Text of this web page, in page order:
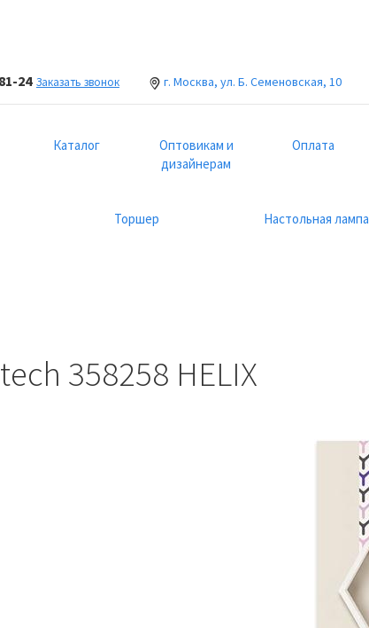
24 Заказать звонок г. Москва, ул. Б. Семеновская, 10
Каталог
Оптовикам и
дизайнерам
Оплата
Торшер Настольная лампа
358258 HELIX